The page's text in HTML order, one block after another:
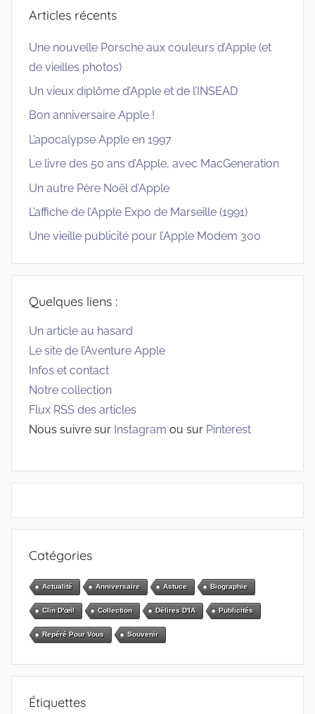
Articles récents
Une nouvelle Porsche aux couleurs d’Apple (et
de vieilles photos)
Un vieux diplôme d’Apple et de l’INSEAD
Bon anniversaire Apple !
L’apocalypse Apple en 1997
Le livre des 50 ans d’Apple, avec MacGeneration
Un autre Père Noël d’Apple
L’affiche de l’Apple Expo de Marseille (1991)
Une vieille publicité pour l’Apple Modem 300
Quelques liens :
Un article au hasard
Le site de l’Aventure Apple
Infos et contact
Notre collection
Flux RSS des articles
Nous suivre sur Instagram ou sur Pinterest
Catégories
Actualité Anniversaire Astuce Biographie
Clin D'œil Collection Délires D'IA Publicités
Repéré Pour Vous Souvenir
Étiquettes